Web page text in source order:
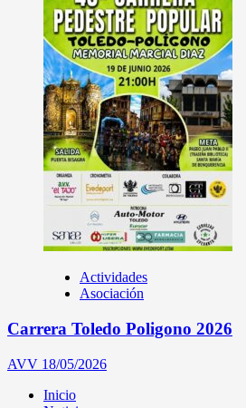
Actividades
Asociación
Carrera Toledo Poligono 2026
AVV 18/05/2026
Inicio